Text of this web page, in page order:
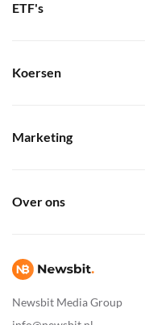
Newsbit Media Group
ETF's
Koersen
Marketing
Over ons